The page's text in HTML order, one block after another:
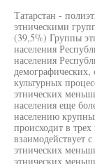
Татарстан -
этническими
(39,5%) Группы
населения
населения
демографических,
культурных
этнических
населения еще
населению
происходит в
взаимодействует
этнических
этнических